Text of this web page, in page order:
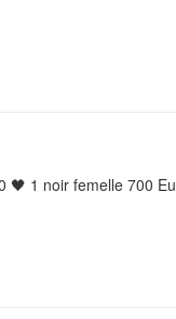
🖤 1 noir femelle 700